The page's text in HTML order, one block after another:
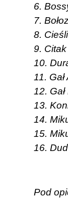
6.
7.
8.
9.
10.
11.
12.
13.
14.
15.
16.
Pod